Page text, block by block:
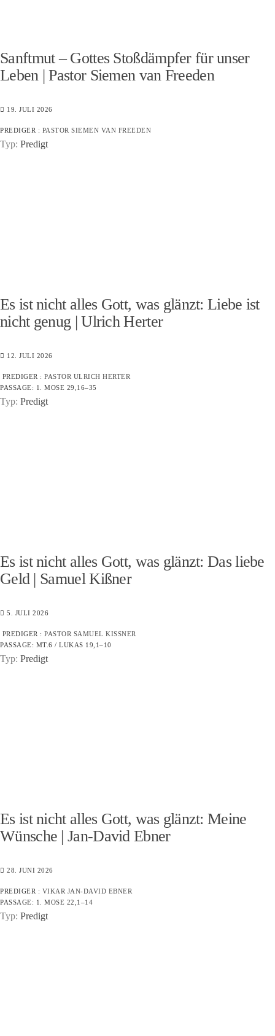
Sanftmut – Gottes Stoßdämpfer für unser
Leben | Pastor Siemen van Freeden
19. JULI 2026
PREDIGER : PASTOR SIEMEN VAN FREEDEN
Typ: Predigt
Es ist nicht alles Gott, was glänzt: Liebe ist
nicht genug | Ulrich Herter
12. JULI 2026
PREDIGER : PASTOR ULRICH HERTER
PASSAGE: 1. MOSE 29,16–35
Typ: Predigt
Es ist nicht alles Gott, was glänzt: Das liebe
Geld | Samuel Kißner
5. JULI 2026
PREDIGER : PASTOR SAMUEL KISSNER
PASSAGE: MT.6 / LUKAS 19,1–10
Typ: Predigt
Es ist nicht alles Gott, was glänzt: Meine
Wünsche | Jan-David Ebner
28. JUNI 2026
PREDIGER : VIKAR JAN-DAVID EBNER
PASSAGE: 1. MOSE 22,1–14
Typ: Predigt